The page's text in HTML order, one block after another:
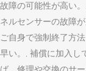
故障の可能性が高い
ネルセンサーの故障
ご自身で強制終了方
早い。, 補償に加入し